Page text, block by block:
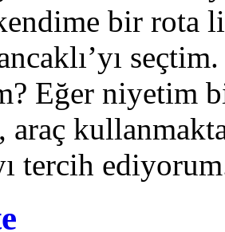
bir rota
Eğer niyetim
araç
tercih